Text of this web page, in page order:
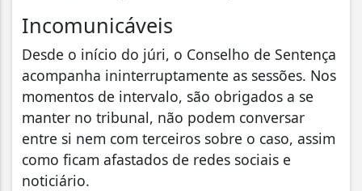
Incomunicáveis
Desde o início do júri, o Conselho de Sentença
acompanha ininterruptamente as sessões. Nos
momentos de intervalo, são obrigados a se
manter no tribunal, não podem conversar
entre si nem com terceiros sobre o caso, assim
como ficam afastados de redes sociais e
noticiário.